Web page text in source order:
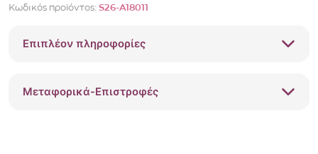
με
Alice
Κίτρινο
Κωδικός προϊόντος: S26-A18011
Επιπλέον πληροφορίες
Μεταφορικά-Επιστροφές